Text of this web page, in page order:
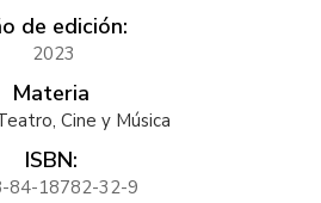
de edición:
2023
Materia
Cine y Música
ISBN:
84-18782-32-9